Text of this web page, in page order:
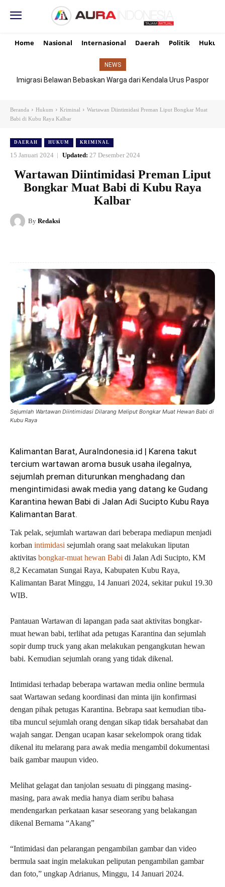
Home Nasional Internasional Daerah Politik Hukum
NEWS
Imigrasi Belawan Bebaskan Warga dari Kendala Urus Paspor
Beranda Hukum Kriminal
Wartawan Diintimidasi Preman Liput Bongkar Muat
Babi di Kubu Raya Kalbar
DAERAH HUKUM KRIMINAL
15 Januari 2024 Updated: 27 Desember 2024
Wartawan Diintimidasi Preman Liput
Bongkar Muat Babi di Kubu Raya
Kalbar
By Redaksi
Sejumlah Wartawan Diintimidasi Dilarang Meliput Bongkar Muat Hewan Babi di
Kubu Raya
Kalimantan Barat, AuraIndonesia.id | Karena takut
tercium wartawan aroma busuk usaha ilegalnya,
sejumlah preman diturunkan menghadang dan
mengintimidasi awak media yang datang ke Gudang
Karantina hewan Babi di Jalan Adi Sucipto Kubu Raya
Kalimantan Barat.
Tak pelak, sejumlah wartawan dari beberapa mediapun menjadi
korban intimidasi sejumlah orang saat melakukan liputan
aktivitas bongkar-muat hewan Babi di Jalan Adi Sucipto, KM
8,2 Kecamatan Sungai Raya, Kabupaten Kubu Raya,
Kalimantan Barat Minggu, 14 Januari 2024, sekitar pukul 19.30
WIB.
Pantauan Wartawan di lapangan pada saat aktivitas bongkar-
muat hewan babi, terlihat ada petugas Karantina dan sejumlah
sopir dump truck yang akan melakukan pengangkutan hewan
babi. Kemudian sejumlah orang yang tidak dikenal.
Intimidasi terhadap beberapa wartawan media online bermula
saat Wartawan sedang koordinasi dan minta ijin konfirmasi
dengan pihak petugas Karantina. Bebrapa saat kemudian tiba-
tiba muncul sejumlah orang dengan sikap tidak bersahabat dan
wajah sangar. Dengan ucapan kasar sekelompok orang tidak
dikenal itu melarang para awak media mengambil dokumentasi
baik gambar maupun video.
Melihat gelagat dan tanjolan sesuatu di pinggang masing-
masing, para awak media hanya diam seribu bahasa
mendengarkan perkataan kasar seseorang yang belakangan
dikenal Bernama “Akang”
“Intimidasi dan pelarangan pengambilan gambar dan video
bermula saat ingin melakukan peliputan pengambilan gambar
dan foto,” ungkap Adrianus, Minggu, 14 Januari 2024.